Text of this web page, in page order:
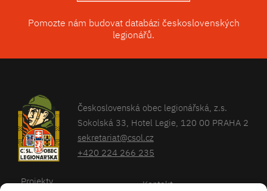
Pomozte nám budovat databázi československých
legionářů.
Československá obec legionářská, z.s.
Sokolská 33, Hotel Legie, 120 00 PRAHA 2
sekretariat@csol.cz
+420 224 266 235
Projekty Kontakt